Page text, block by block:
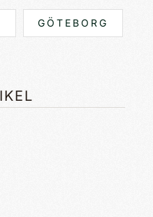
GÖTEBORG